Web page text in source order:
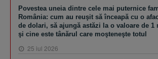
Povestea uneia dintre cele mai puternice
România: cum au reuşit să înceapă cu o
de dolari, să ajungă astăzi la o valoare de 1
şi cine este tânărul care moşteneşte totul
25 iul 2026